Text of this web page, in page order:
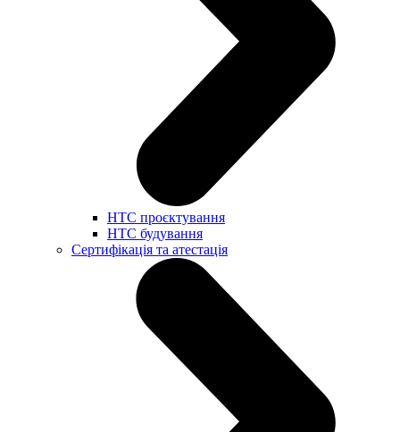
НТС проєктування
НТС будування
Сертифікація та атестація